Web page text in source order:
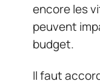
encore les
peuvent
budget.
Il faut